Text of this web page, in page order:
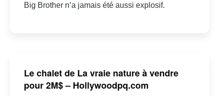
Big Brother n’a jamais été aussi explosif.
Le chalet de La vraie nature à vendre
pour 2M$ – Hollywoodpq.com